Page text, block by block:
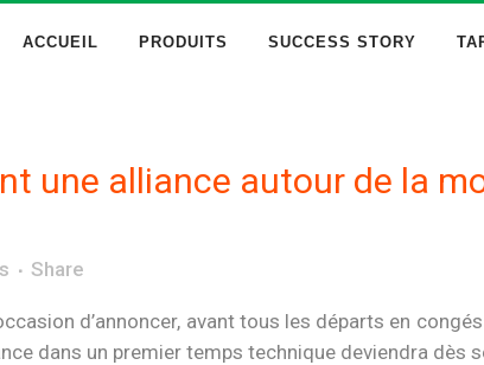
ACCUEIL PRODUITS SUCCESS STORY
une alliance autour de la
Share
d’annoncer, avant tous les départs en
dans un premier temps technique deviendra dès